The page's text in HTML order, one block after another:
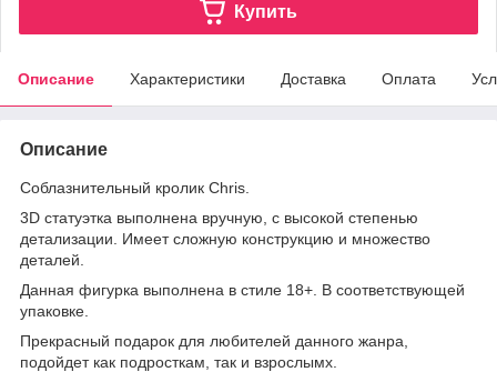
Купить
Описание Характеристики Доставка Оплата
Описание
Соблазнительный кролик Chris.
3D статуэтка выполнена вручную, с высокой степенью
детализации. Имеет сложную конструкцию и множество
деталей.
Данная фигурка выполнена в стиле 18+. В соответствующей
упаковке.
Прекрасный подарок для любителей данного жанра,
подойдет как подросткам, так и взрослымх.